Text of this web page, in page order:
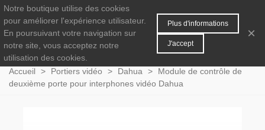
0 MENU
Accueil > Portiers vidéo > Dahua >
Module de contrôle de
deuxième porte pour interphones vidéo Dahua
Notre boutique utilise des cookies
pour améliorer l'expérience utilisateur.
En poursuivant votre navigation sur
notre site, vous acceptez notre
utilisation des cookies.
Plus d'informations
J'accept
×